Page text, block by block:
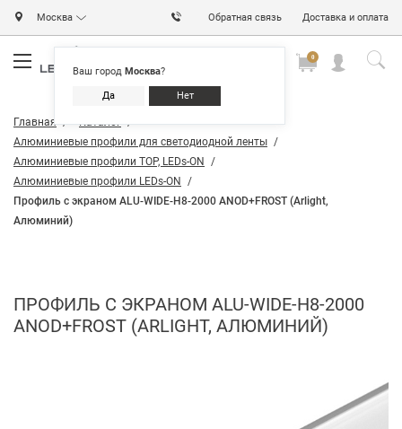
Москва
Ваш город Москва?
Да Нет
Обратная связь Доставка и оплата
0
Главная
Каталог
Алюминиевые профили для светодиодной ленты
Алюминиевые профили TOP, LEDs-ON
Алюминиевые профили LEDs-ON
Профиль с экраном ALU-WIDE-H8-2000 ANOD+FROST (Arlight,
Алюминий)
ПРОФИЛЬ С ЭКРАНОМ ALU-WIDE-H8-2000
ANOD+FROST (ARLIGHT, АЛЮМИНИЙ)